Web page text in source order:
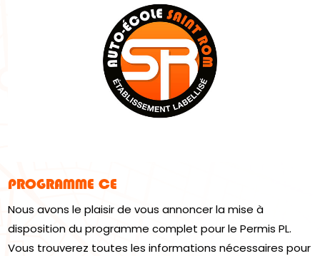
PROGRAMME CE
Nous avons le plaisir de vous annoncer la mise à
disposition du programme complet pour le Permis PL.
Vous trouverez toutes les informations nécessaires pour